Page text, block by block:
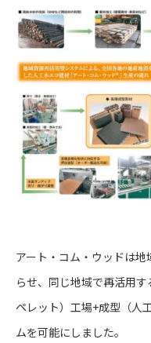
アート・コム・ウッドは
らせ、同じ地域で再活用
ペレット）工場+成型（人
ムを可能にしました。